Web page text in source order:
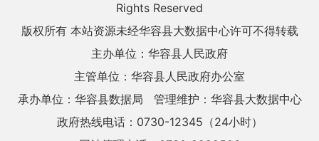
Rights Reserved
版权所有 本站资源未经华容县大数据中心许可不得转载
主办单位：华容县人民政府
主管单位：华容县人民政府办公室
承办单位：华容县数据局
管理维护：华容县大数据中心
政府热线电话：0730-12345（24小时）